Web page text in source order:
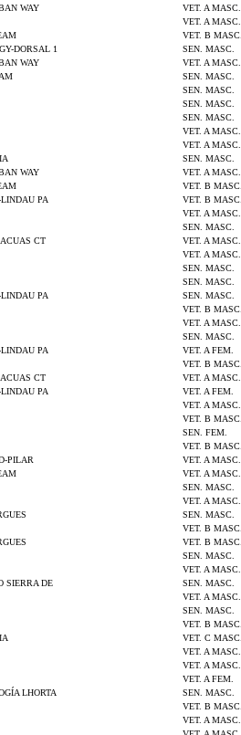
WAY VET. A MASC.
VET. A MASC.
VET. B MASC.
DORSAL 1 SEN. MASC.
WAY VET. A MASC.
SEN. MASC.
SEN. MASC.
SEN. MASC.
SEN. MASC.
VET. A MASC.
VET. A MASC.
SEN. MASC.
WAY VET. A MASC.
VET. B MASC.
PA VET. B MASC.
VET. A MASC.
SEN. MASC.
CT VET. A MASC.
VET. A MASC.
SEN. MASC.
SEN. MASC.
PA SEN. MASC.
VET. B MASC.
VET. A MASC.
SEN. MASC.
PA VET. A FEM.
VET. B MASC.
CT VET. A MASC.
PA VET. A FEM.
VET. A MASC.
VET. B MASC.
SEN. FEM.
VET. B MASC.
PILAR VET. A MASC.
VET. A MASC.
SEN. MASC.
VET. A MASC.
SEN. MASC.
VET. B MASC.
VET. B MASC.
SEN. MASC.
VET. A MASC.
SIERRA DE SEN. MASC.
VET. A MASC.
SEN. MASC.
VET. B MASC.
VET. C MASC.
VET. A MASC.
VET. A MASC.
VET. A FEM.
LHORTA SEN. MASC.
VET. B MASC.
VET. A MASC.